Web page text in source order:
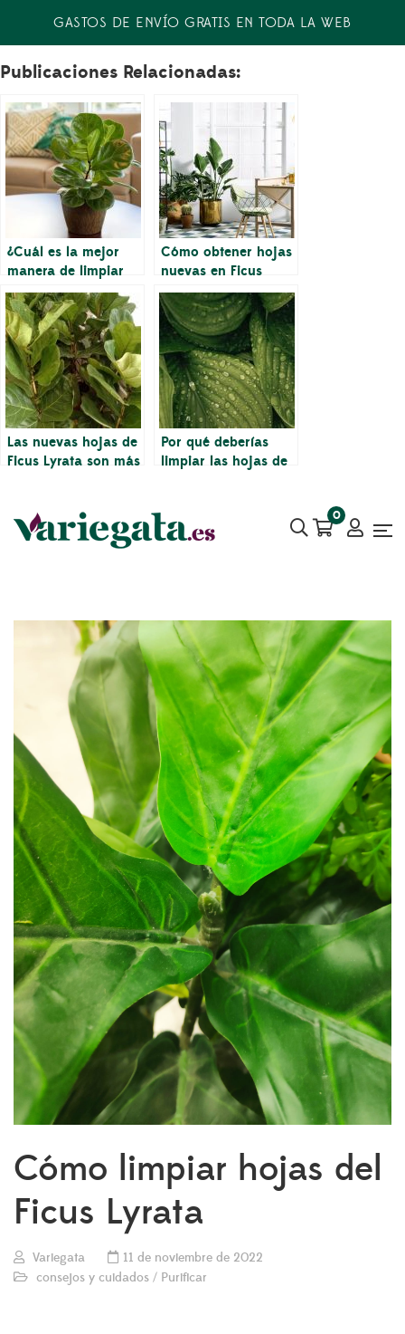
GASTOS DE ENVÍO GRATIS EN TODA LA WEB
Publicaciones Relacionadas:
¿Cuál es la mejor
manera de limpiar
las hojas de Ficus
Lyrata?
Cómo obtener hojas
nuevas en Ficus
Lyrata
Las nuevas hojas de
Ficus Lyrata son más
Por qué deberías
limpiar las hojas de
0
Cómo limpiar hojas del
Ficus Lyrata
Variegata
11 de noviembre de 2022
consejos y cuidados / Purificar